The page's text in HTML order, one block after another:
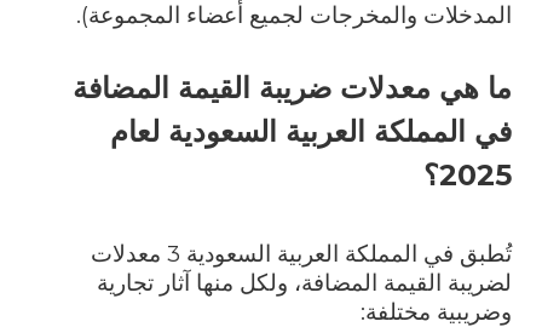
المدخلات والمخرجات لجميع أعضاء المجموعة).
ما هي معدلات ضريبة القيمة المضافة
في المملكة العربية السعودية لعام
2025؟
تُطبق في المملكة العربية السعودية 3 معدلات
لضريبة القيمة المضافة، ولكل منها آثار تجارية
وضريبية مختلفة: